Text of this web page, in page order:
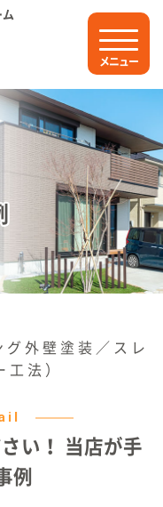
ム
メニュー
外壁塗装／スレ
工法）
い！ 当店が手
例